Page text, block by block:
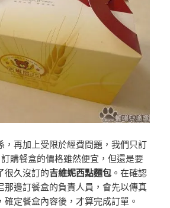
，再加上受限於經費問題，我們只訂
購餐盒的價格雖然便宜，但還是要
很久沒訂的吉維妮西點麵包 。在確認
那邊訂餐盒的負責人員，會先以傳真
確定餐盒內容後，才算完成訂單。